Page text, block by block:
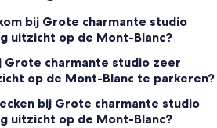
bij Grote charmante studio
uitzicht op de Mont-Blanc?
Grote charmante studio zeer
op de Mont-Blanc te parkeren?
bij Grote charmante studio
uitzicht op de Mont-Blanc?